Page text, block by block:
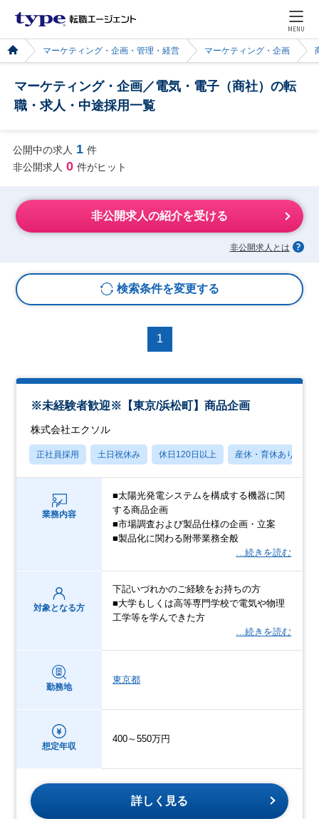
MENU
マーケティング・企画・管理・経営 マーケティング・企画
マーケティング・企画／電気・電子（商社）の転
職・求人・中途採用一覧
公開中の求人 1 件
非公開求人 0 件がヒット
非公開求人の紹介を受ける
非公開求人とは
検索条件を変更する
1
※未経験者歓迎※【東京/浜松町】商品企画
株式会社エクソル
正社員採用 土日祝休み 休日120日以上 産休・育休あり
業務内容
■太陽光発電システムを構成する機器に関
する商品企画
■市場調査および製品仕様の企画・立案
■製品化に関わる附帯業務全般
…続きを読む
対象となる方
下記いづれかのご経験をお持ちの方
■大学もしくは高等専門学校で電気や物理
工学等を学んできた方
…続きを読む
勤務地
東京都
想定年収
400～550万円
詳しく見る